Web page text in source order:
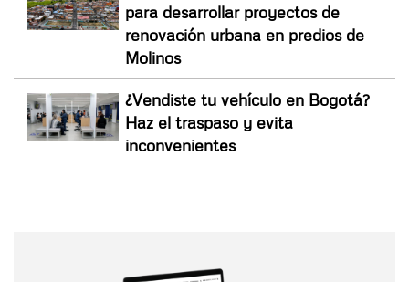
para desarrollar proyectos de
renovación urbana en predios de
Molinos
¿Vendiste tu vehículo en Bogotá?
Haz el traspaso y evita
inconvenientes